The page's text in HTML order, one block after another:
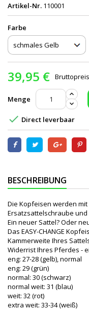
Artikel-Nr. 110001
Farbe
39,95 € Bruttopreis
Menge
 Direct leverbaar
BESCHREIBUNG
Die Kopfeisen werden
Ersatzsattelschraube
Ein neuer Sattel? Oder
Das EASY-CHANGE
Kammerweite Ihres
Widerrist Ihres Pferdes -
eng: 27-28 (gelb), normal
eng: 29 (grün)
normal: 30 (schwarz)
normal weit: 31 (blau)
weit: 32 (rot)
extra weit: 33-34 (weiß)